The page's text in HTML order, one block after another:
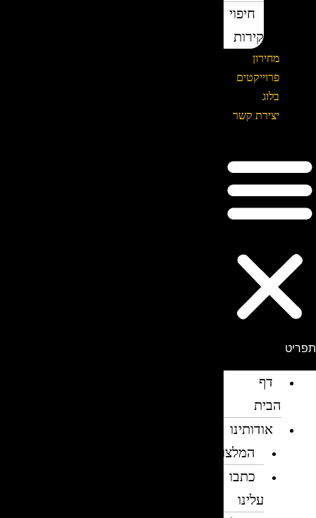
חיפוי
קירות
מחירון
פרוייקטים
בלוג
יצירת קשר
דף
הבית
אודותינו
המלצות
כתבו
עלינו